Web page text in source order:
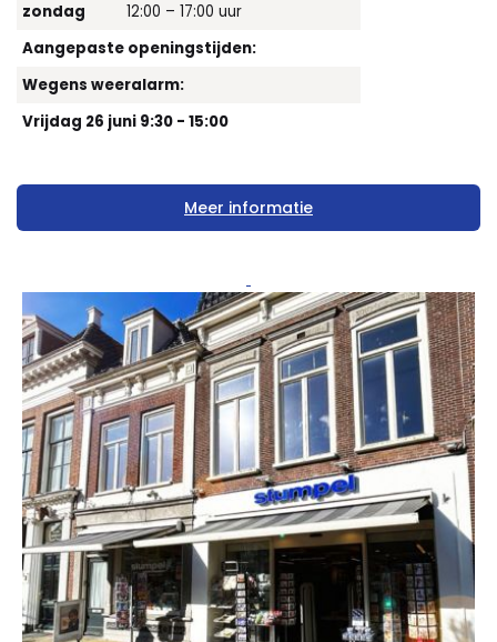
zondag
12:00 – 17:00 uur
Aangepaste openingstijden:
Wegens weeralarm:
Vrijdag 26 juni 9:30 - 15:00
Meer informatie